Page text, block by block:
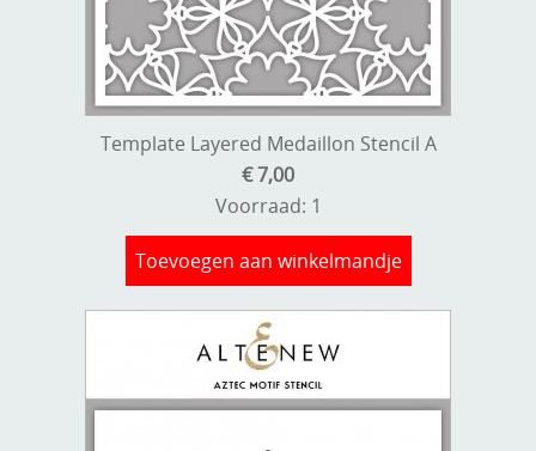
Template Layered Medaillon Stencil A
€ 7,00
Voorraad: 1
Toevoegen aan winkelmandje